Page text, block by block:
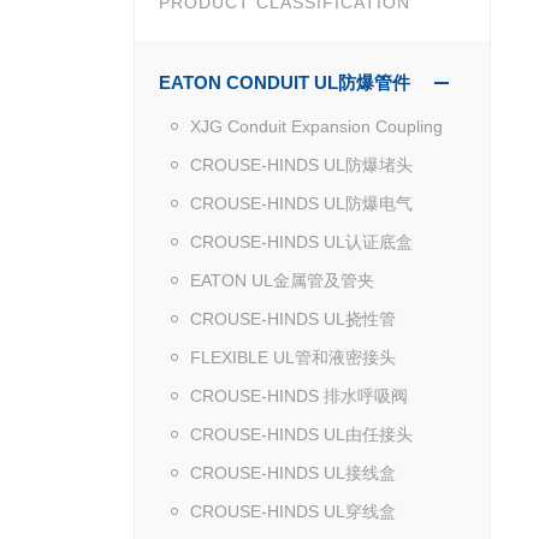
EATON CONDUIT UL防爆管件
XJG Conduit Expansion Coupling
CROUSE-HINDS UL防爆堵头
CROUSE-HINDS UL防爆电气
CROUSE-HINDS UL认证底盒
EATON UL金属管及管夹
CROUSE-HINDS UL挠性管
FLEXIBLE UL管和液密接头
CROUSE-HINDS 排水呼吸阀
CROUSE-HINDS UL由任接头
CROUSE-HINDS UL接线盒
CROUSE-HINDS UL穿线盒